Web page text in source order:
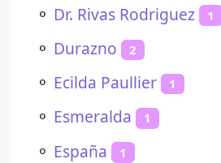
⚬ Dr. Rivas Rodriguez 1
⚬ Durazno 2
⚬ Ecilda Paullier 1
⚬ Esmeralda 1
⚬ España 1